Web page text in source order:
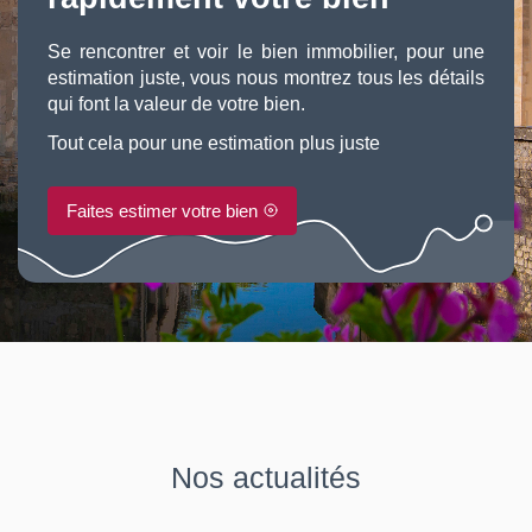
Se rencontrer et voir le bien immobilier, pour une
estimation juste, vous nous montrez tous les détails
qui font la valeur de votre bien.
Tout cela pour une estimation plus juste
Faites estimer votre bien
Nos actualités